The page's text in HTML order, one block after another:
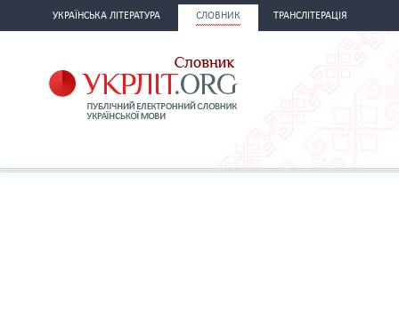
УКРАЇНСЬКА ЛІТЕРАТУРА СЛОВНИК ТРАНСЛІТЕРАЦІЯ